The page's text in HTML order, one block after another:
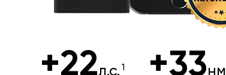
+22л.с. +33нм